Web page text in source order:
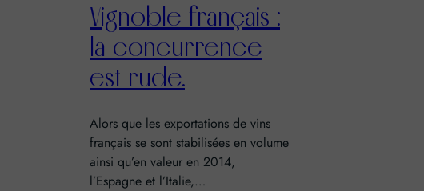
Vignoble français :
la concurrence
est rude.
Alors que les exportations de vins
français se sont stabilisées en volume
ainsi qu’en valeur en 2014,
l’Espagne et l’Italie,…